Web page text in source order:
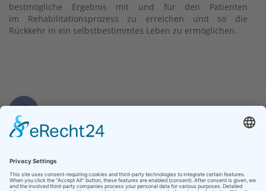
bestmögliche Ergebnis mit und für den Patienten
im Rehabilitationsprozess zu erreichen und so die
Rückkehr in ein selbstbestimmtes Leben zu ermöglichen.
Kontakt
Herz-Kreislauf-Zentrum